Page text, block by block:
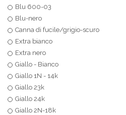
Blu 600-03
Blu-nero
Canna di fucile/grigio-scuro
Extra bianco
Extra nero
Giallo - Bianco
Giallo 1N - 14k
Giallo 23k
Giallo 24k
Giallo 2N-18k